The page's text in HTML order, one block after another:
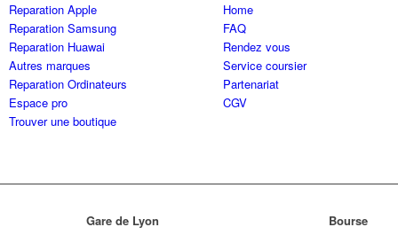
Reparation Apple
Reparation Samsung
Reparation Huawai
Autres marques
Reparation Ordinateurs
Espace pro
Trouver une boutique
Home
FAQ
Rendez vous
Service coursier
Partenariat
CGV
Gare de Lyon
Bourse